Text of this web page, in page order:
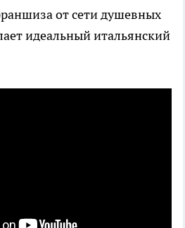
от сети душевных
идеальный итальянский